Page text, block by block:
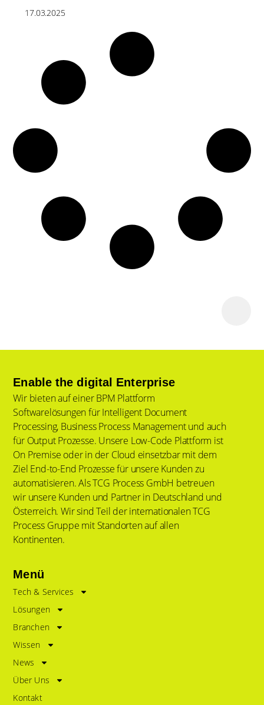
17.03.2025
Enable the digital Enterprise
Wir bieten auf einer BPM Plattform
Softwarelösungen für Intelligent Document
Processing, Business Process Management und auch
für Output Prozesse. Unsere Low-Code Plattform ist
On Premise oder in der Cloud einsetzbar mit dem
Ziel End-to-End Prozesse für unsere Kunden zu
automatisieren. Als TCG Process GmbH betreuen
wir unsere Kunden und Partner in Deutschland und
Österreich. Wir sind Teil der internationalen TCG
Process Gruppe mit Standorten auf allen
Kontinenten.
Menü
Tech & Services
Lösungen
Branchen
Wissen
News
Über Uns
Kontakt